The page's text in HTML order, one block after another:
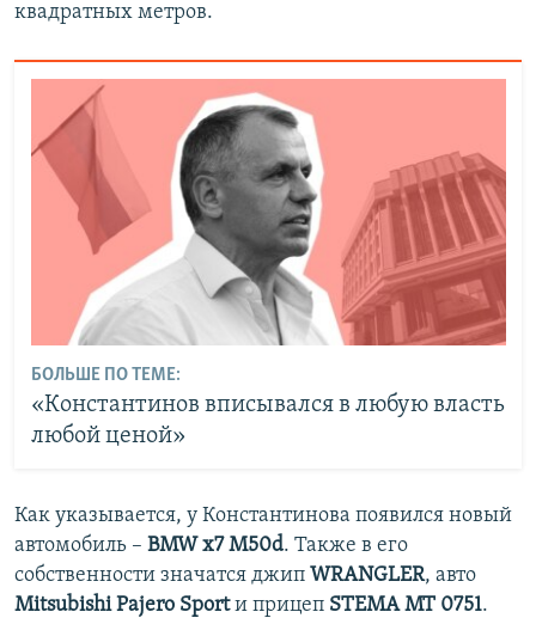
квадратных метров.
БОЛЬШЕ ПО ТЕМЕ:
«Константинов вписывался в любую власть
любой ценой»
Как указывается, у Константинова появился новый
автомобиль – BMW x7 M50d. Также в его
собственности значатся джип WRANGLER, авто
Mitsubishi Pajero Sportи прицеп STEMA MT 0751.